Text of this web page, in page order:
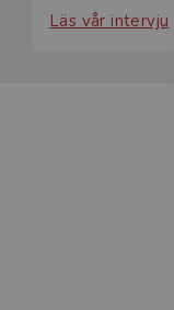
Läs vår intervju